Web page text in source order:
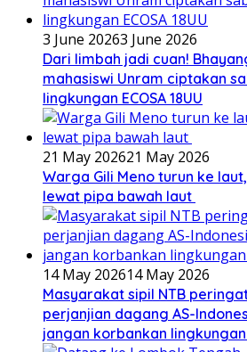
3 June 20263 June 2026
Dari limbah jadi cuan!
mahasiswi Unram ciptakan
lingkungan ECOSA 18UU
21 May 202621 May 2026
Warga Gili Meno turun ke
lewat pipa bawah laut
14 May 202614 May 2026
Masyarakat sipil NTB
perjanjian dagang AS-
jangan korbankan